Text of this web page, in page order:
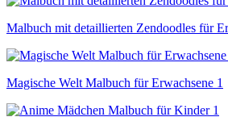
Malbuch mit detaillierten Zendoodles für
Magische Welt Malbuch für Erwachsene 1